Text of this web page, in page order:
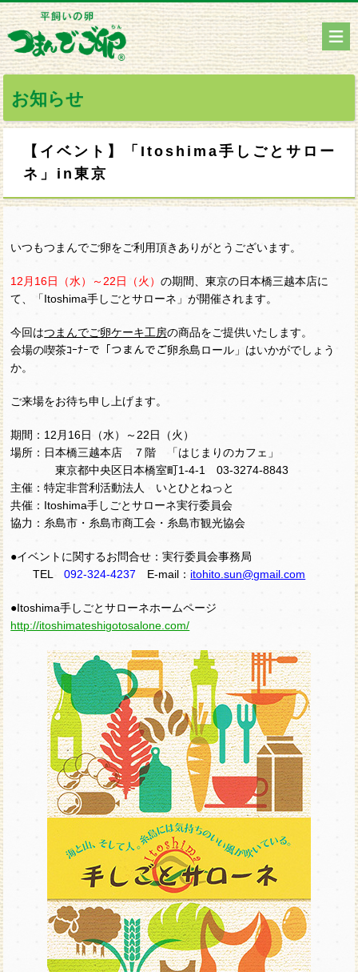
お知らせ
【イベント】「Itoshima手しごとサロー
ネ」in東京
いつもつまんでご卵をご利用頂きありがとうございます。
12月16日（水）～22日（火）の期間、東京の日本橋三越本店に
て、「Itoshima手しごとサローネ」が開催されます。
今回はつまんでご卵ケーキ工房の商品をご提供いたします。
会場の喫茶ｺｰﾅｰで「つまんでご卵糸島ロール」はいかがでしょう
か。
ご来場をお待ち申し上げます。
期間：12月16日（水）～22日（火）
場所：日本橋三越本店 ７階 「はじまりのカフェ」
東京都中央区日本橋室町1-4-1 03-3274-8843
主催：特定非営利活動法人 いとひとねっと
共催：Itoshima手しごとサローネ実行委員会
協力：糸島市・糸島市商工会・糸島市観光協会
●イベントに関するお問合せ：実行委員会事務局
TEL092-324-4237 E-mail： itohito.sun@gmail.com
●Itoshima手しごとサローネホームページ
http://itoshimateshigotosalone.com/